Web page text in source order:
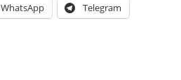
WhatsApp Telegram